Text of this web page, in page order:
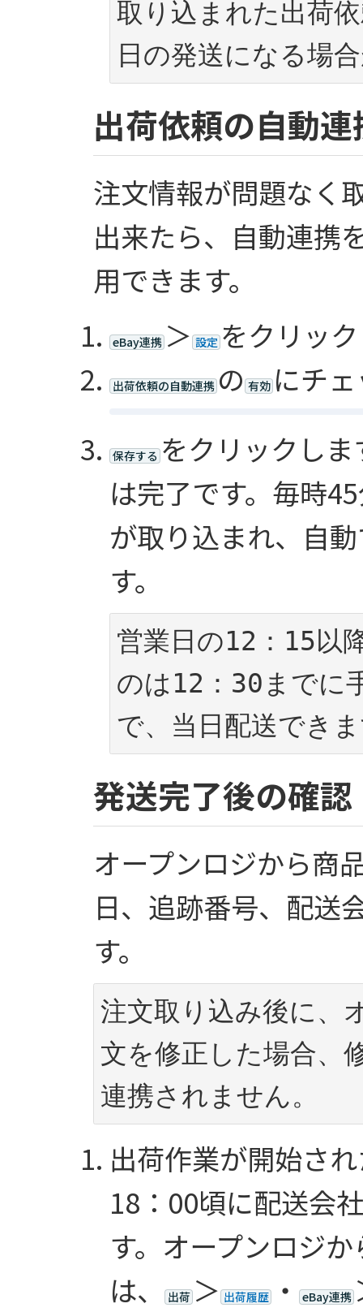
取り込まれた出荷
日の発送になる場
出荷依頼の自動連
注文情報が問題なく
出来たら、自動連携
用できます。
eBay連携 ＞ 設定 をクリッ
出荷依頼の自動連携 の 有効 にチ
保存する をクリックし
は完了です。毎時
が取り込まれ、自
す。
営業日の12：15以
のは12：30までに
で、当日配送でき
発送完了後の確認
オープンロジから商
日、追跡番号、配送
す。
注文取り込み後に、
文を修正した場合、
連携されません。
出荷作業が開始さ
18：00頃に配送会
す。オープンロジ
は、
出荷 ＞ 出荷履歴 ・ eBay連携